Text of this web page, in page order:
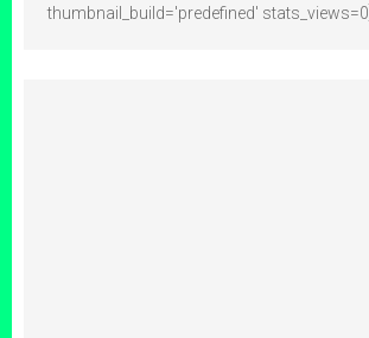
thumbnail_build='predefined' stats_views=0]